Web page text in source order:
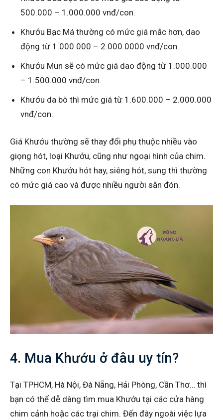
500.000 – 1.000.000 vnđ/con.
Khướu Bạc Má thường có mức giá mắc hơn, dao
động từ 1.000.000 – 2.000.0000 vnđ/con.
Khướu Mun sẽ có mức giá dao động từ 1.000.000
– 1.500.000 vnđ/con.
Khướu da bò thì mức giá từ 1.600.000 – 2.000.000
vnđ/con.
Giá Khướu thường sẽ thay đổi phụ thuộc nhiều vào
giọng hót, loại Khướu, cũng như ngoại hình của chim.
Những con Khướu hót hay, siêng hót, sung thì thường
có mức giá cao và được nhiều người săn đón.
4. Mua Khướu ở đâu uy tín?
Tại TPHCM, Hà Nội, Đà Nẵng, Hải Phòng, Cần Thơ… thì
bạn có thể dễ dàng tìm mua Khướu tại các cửa hàng
chim cảnh hoặc các trại chim. Đến đây ngoài việc lựa